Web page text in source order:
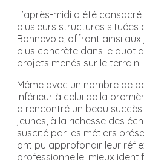
L’après-midi a été
plusieurs structures situées
Bonnevoie, offrant ainsi aux
plus concrète dans le
projets menés sur le terrain.
Même avec un nombre de
inférieur à celui de la
a rencontré un beau
jeunes, à la richesse des
suscité par les métiers
ont pu approfondir leur
professionnelle, mieux